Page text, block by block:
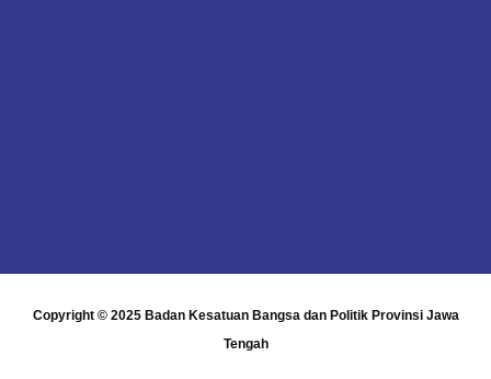
Copyright © 2025 Badan Kesatuan Bangsa dan Politik Provinsi Jawa
Tengah